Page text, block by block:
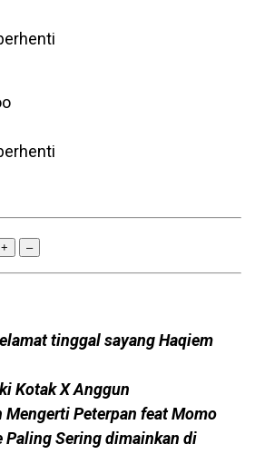
+ –
tinggal sayang Haqiem
Kotak X Anggun
Mengerti Peterpan feat Momo
Paling Sering dimainkan di